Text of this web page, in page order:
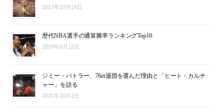
2017年10月14日
歴代NBA選手の通算勝率ランキングTop10
2020年5月12日
ジミー・バトラー、76er退団を選んだ理由と「ヒート・カルチ
ャー」を語る
2021年10月1日